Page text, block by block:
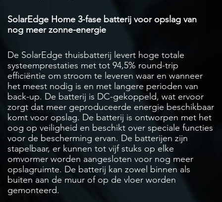
SolarEdge Home 3-fase batterij voor opslag van
nog meer zonne-energie
De SolarEdge thuisbatterij levert hoge totale
systeemprestaties met tot 94,5% round-trip
efficiëntie om stroom te leveren waar en wanneer
het meest nodig is en met langere perioden van
back-up. De batterij is DC-gekoppeld, wat ervoor
zorgt dat meer geproduceerde energie beschikbaar
komt voor opslag. De batterij is ontworpen met het
oog op veiligheid en beschikt over speciale functies
voor de bescherming ervan. De batterijen zijn
stapelbaar, er kunnen tot vijf stuks op elke
omvormer worden aangesloten voor nog meer
opslagruimte. De batterij kan zowel binnen als
buiten aan de muur of op de vloer worden
gemonteerd.